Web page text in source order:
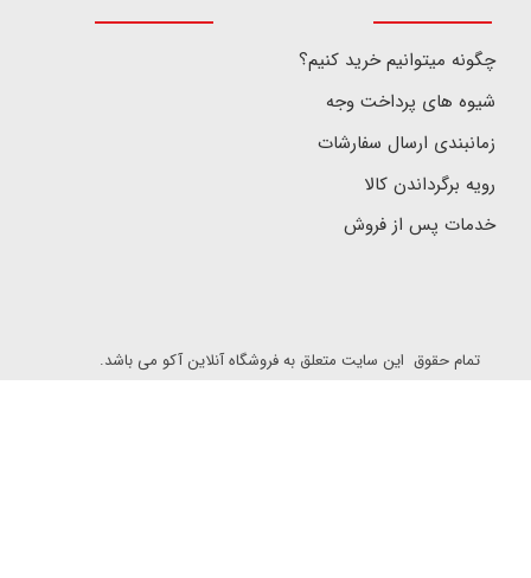
چگونه میتوانیم خرید کنیم؟
شیوه های پرداخت وجه
زمانبندی ارسال سفارشات
رویه برگرداندن کالا
خدمات پس از فروش
تمام حقوق این سایت متعلق به فروشگاه آنلاین آکو می باشد.